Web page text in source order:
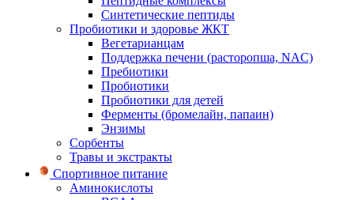
Синтетические пептиды
Пробиотики и здоровье ЖКТ
Вегетарианцам
Поддержка печени (расторопша, NAC)
Пребиотики
Пробиотики
Пробиотики для детей
Ферменты (бромелайн, папаин)
Энзимы
Сорбенты
Травы и экстракты
Спортивное питание
Аминокислоты